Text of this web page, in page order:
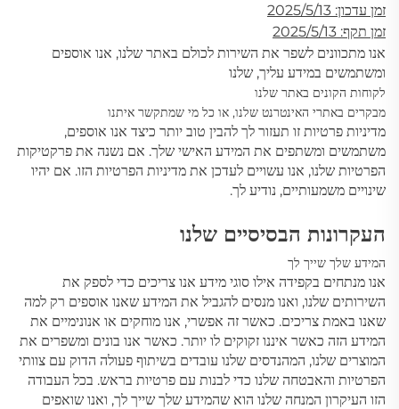
זמן עדכון: 2025/5/13
זמן תקף: 2025/5/13
אנו מתכוונים לשפר את השירות לכולם באתר שלנו, אנו אוספים
ומשתמשים במידע עליך, שלנו
לקוחות הקונים באתר שלנו
מבקרים באתרי האינטרנט שלנו, או כל מי שמתקשר איתנו
מדיניות פרטיות זו תעזור לך להבין טוב יותר כיצד אנו אוספים,
משתמשים ומשתפים את המידע האישי שלך. אם נשנה את פרקטיקות
הפרטיות שלנו, אנו עשויים לעדכן את מדיניות הפרטיות הזו. אם יהיו
שינויים משמעותיים, נודיע לך.
העקרונות הבסיסיים שלנו
המידע שלך שייך לך
אנו מנתחים בקפידה אילו סוגי מידע אנו צריכים כדי לספק את
השירותים שלנו, ואנו מנסים להגביל את המידע שאנו אוספים רק למה
שאנו באמת צריכים. כאשר זה אפשרי, אנו מוחקים או אנונימיים את
המידע הזה כאשר איננו זקוקים לו יותר. כאשר אנו בונים ומשפרים את
המוצרים שלנו, המהנדסים שלנו עובדים בשיתוף פעולה הדוק עם צוותי
הפרטיות והאבטחה שלנו כדי לבנות עם פרטיות בראש. בכל העבודה
הזו העיקרון המנחה שלנו הוא שהמידע שלך שייך לך, ואנו שואפים